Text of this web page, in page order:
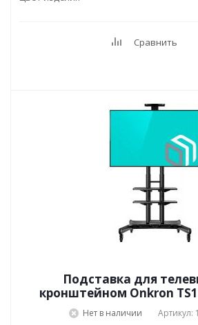
Сравнить
Подставка для
кронштейном Onkron
Нет в наличии Артикул: